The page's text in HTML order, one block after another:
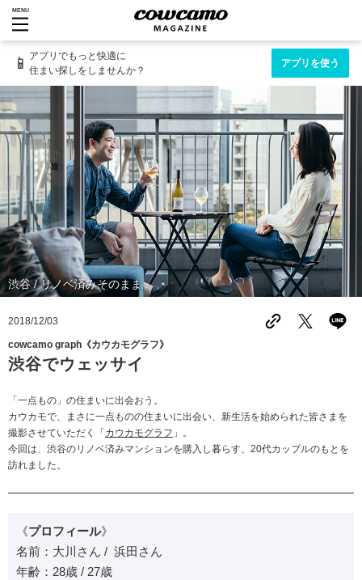
MENU
📱 アプリでもっと快適に
住まい探しをしませんか？
アプリを使う
2018/12/03
cowcamo graph《カウカモグラフ》
渋谷でウェッサイ
渋谷 / リノベ済みそのまま
「一点もの」の住まいに出会おう。
カウカモで、まさに一点ものの住まいに出会い、新生活を始められた皆さまを
撮影させていただく「 カウカモグラフ 」。
今回は、渋谷のリノベ済みマンションを購入し暮らす、20代カップルのもとを
訪れました。
《プロフィール》
名前：大川さん / 浜田さん
年齢：28歳 / 27歳